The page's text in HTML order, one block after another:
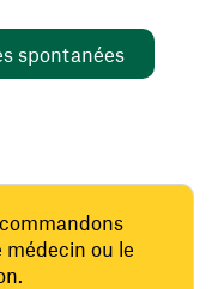
spontanées
ou le